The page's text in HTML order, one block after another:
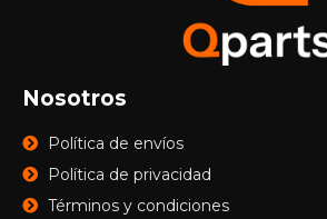
Nosotros
Política de envíos
Política de privacidad
Términos y condiciones